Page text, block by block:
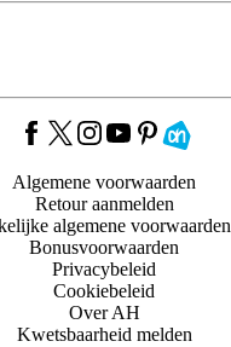
Algemene voorwaarden
Retour aanmelden
algemene voorwaarden
Bonusvoorwaarden
Privacybeleid
Cookiebeleid
Over AH
Kwetsbaarheid melden